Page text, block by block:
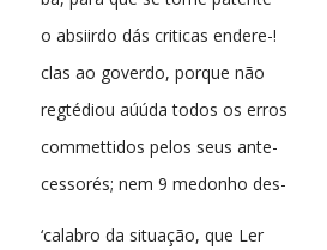
o absiirdo dás criticas endere-!
clas ao goverdo, porque não
regtédiou aúúda todos os erros
commettidos pelos seus ante-
cessorés; nem 9 medonho des-
‘calabro da situação, que Ler